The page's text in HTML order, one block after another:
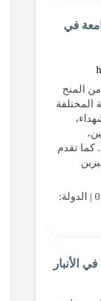
في
المنح
المختلفة
كما تقدم
الأنبار